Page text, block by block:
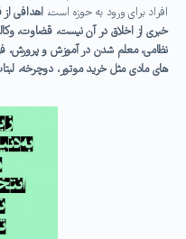
افراد برای ورود به حوزه است. اهدافی
خبری از اخلاق در آن نیست، قضاوت،
نظامی، معلم شدن در آموزش و پرورش،
های مادی مثل خرید موتور، دوچرخه،